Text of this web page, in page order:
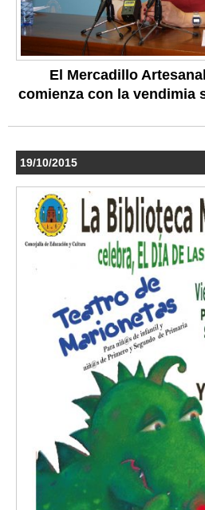
El Mercadillo
comienza con la vendimia
19/10/2015